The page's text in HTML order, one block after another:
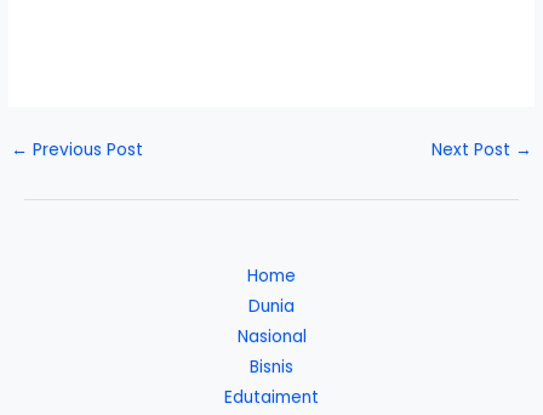
← Previous Post Next Post →
Home
Dunia
Nasional
Bisnis
Edutaiment